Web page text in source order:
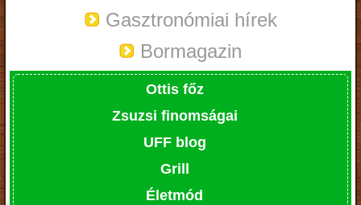
Gasztronómiai hírek
Bormagazin
Ottis főz
Zsuzsi finomságai
UFF blog
Grill
Életmód